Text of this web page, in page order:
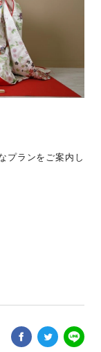
プランをご案内し